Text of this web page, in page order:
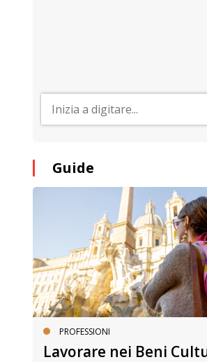
Guide
PROFESSIONI
Lavorare nei Beni